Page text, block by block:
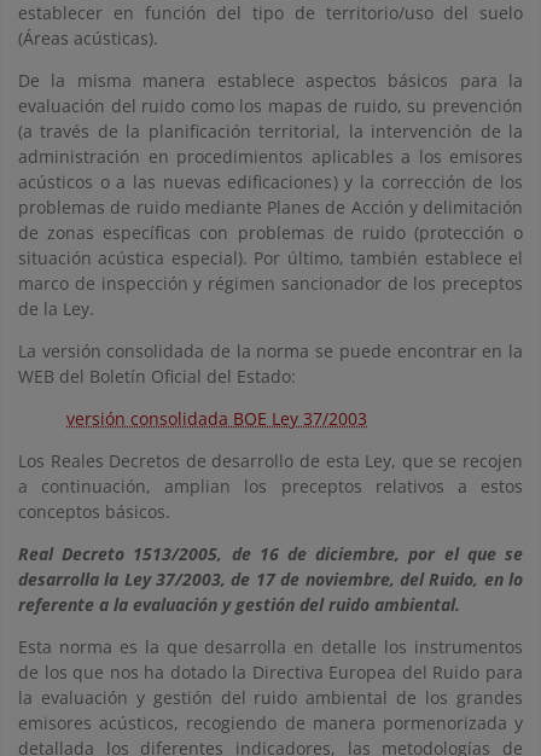
establecer en función del tipo de territorio/uso del suelo
(Áreas acústicas).
De la misma manera establece aspectos básicos para la
evaluación del ruido como los mapas de ruido, su prevención
(a través de la planificación territorial, la intervención de la
administración en procedimientos aplicables a los emisores
acústicos o a las nuevas edificaciones) y la corrección de los
problemas de ruido mediante Planes de Acción y delimitación
de zonas específicas con problemas de ruido (protección o
situación acústica especial). Por último, también establece el
marco de inspección y régimen sancionador de los preceptos
de la Ley.
La versión consolidada de la norma se puede encontrar en la
WEB del Boletín Oficial del Estado:
versión consolidada BOE Ley 37/2003
Los Reales Decretos de desarrollo de esta Ley, que se recojen
a continuación, amplian los preceptos relativos a estos
conceptos básicos.
Real Decreto 1513/2005, de 16 de diciembre, por el que se
desarrolla la Ley 37/2003, de 17 de noviembre, del Ruido, en lo
referente a la evaluación y gestión del ruido ambiental.
Esta norma es la que desarrolla en detalle los instrumentos
de los que nos ha dotado la Directiva Europea del Ruido para
la evaluación y gestión del ruido ambiental de los grandes
emisores acústicos, recogiendo de manera pormenorizada y
detallada los diferentes indicadores, las metodologías de